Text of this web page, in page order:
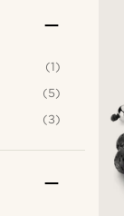
(1)
(5)
(3)